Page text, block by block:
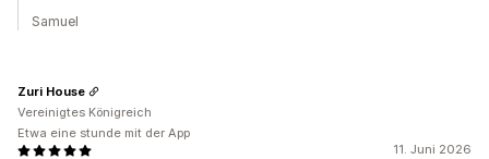
Samuel
11. Juni 2026
Zuri House
Vereinigtes Königreich
Etwa eine stunde mit der App